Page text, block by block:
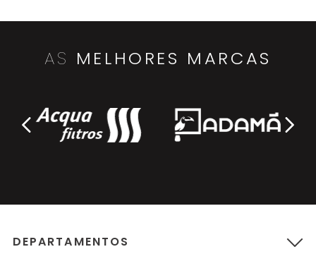
AS MELHORES MARCAS
DEPARTAMENTOS